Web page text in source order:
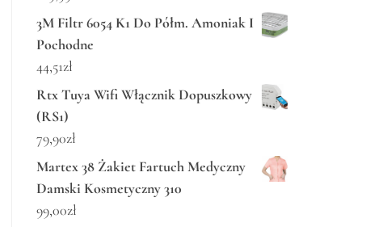
3M Filtr 6054 K1 Do Półm. Amoniak I
Pochodne
44,51zł
Rtx Tuya Wifi Włącznik Dopuszkowy
(RS1)
79,90zł
Martex 38 Żakiet Fartuch Medyczny
Damski Kosmetyczny 310
99,00zł